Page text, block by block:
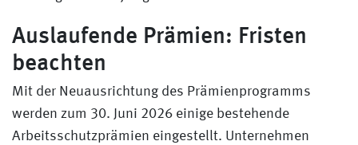
Auslaufende Prämien: Fristen
beachten
Mit der Neuausrichtung des Prämienprogramms
werden zum 30. Juni 2026 einige bestehende
Arbeitsschutzprämien eingestellt. Unternehmen